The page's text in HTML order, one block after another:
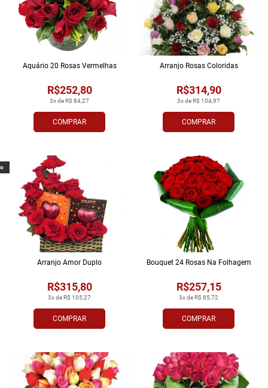
COMPRAR
3x de R$ 84,27
R$252,80
Aquário 20 Rosas Vermelhas
COMPRAR
3x de R$ 104,97
R$314,90
Arranjo Rosas Coloridas
COMPRAR
3x de R$ 105,27
R$315,80
Arranjo Amor Duplo
COMPRAR
3x de R$ 85,72
R$257,15
Bouquet 24 Rosas Na Folhagem